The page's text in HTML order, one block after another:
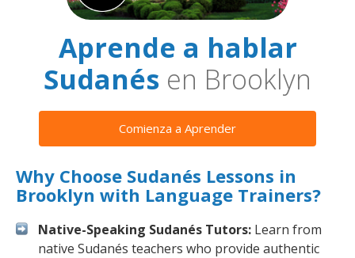
Aprende a hablar
Sudanés en Brooklyn
Comienza a Aprender
Why Choose Sudanés Lessons in
Brooklyn with Language Trainers?
Native-Speaking Sudanés Tutors: Learn from
native Sudanés teachers who provide authentic